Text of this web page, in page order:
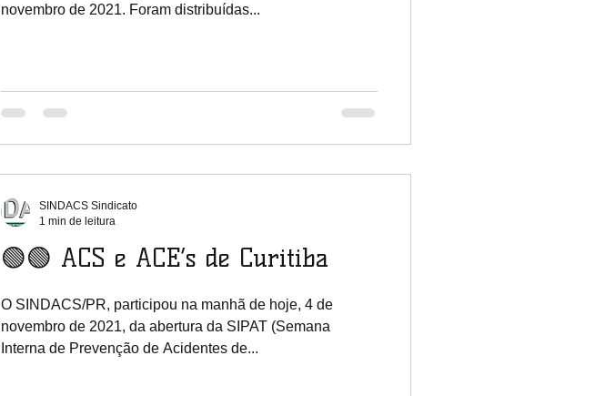
novembro de 2021. Foram distribuídas...
🟢🟢 ACS e ACE’s de Curitiba
O SINDACS/PR, participou na manhã de hoje, 4 de
novembro de 2021, da abertura da SIPAT (Semana
Interna de Prevenção de Acidentes de...
SINDACS Sindicato
1 min de leitura